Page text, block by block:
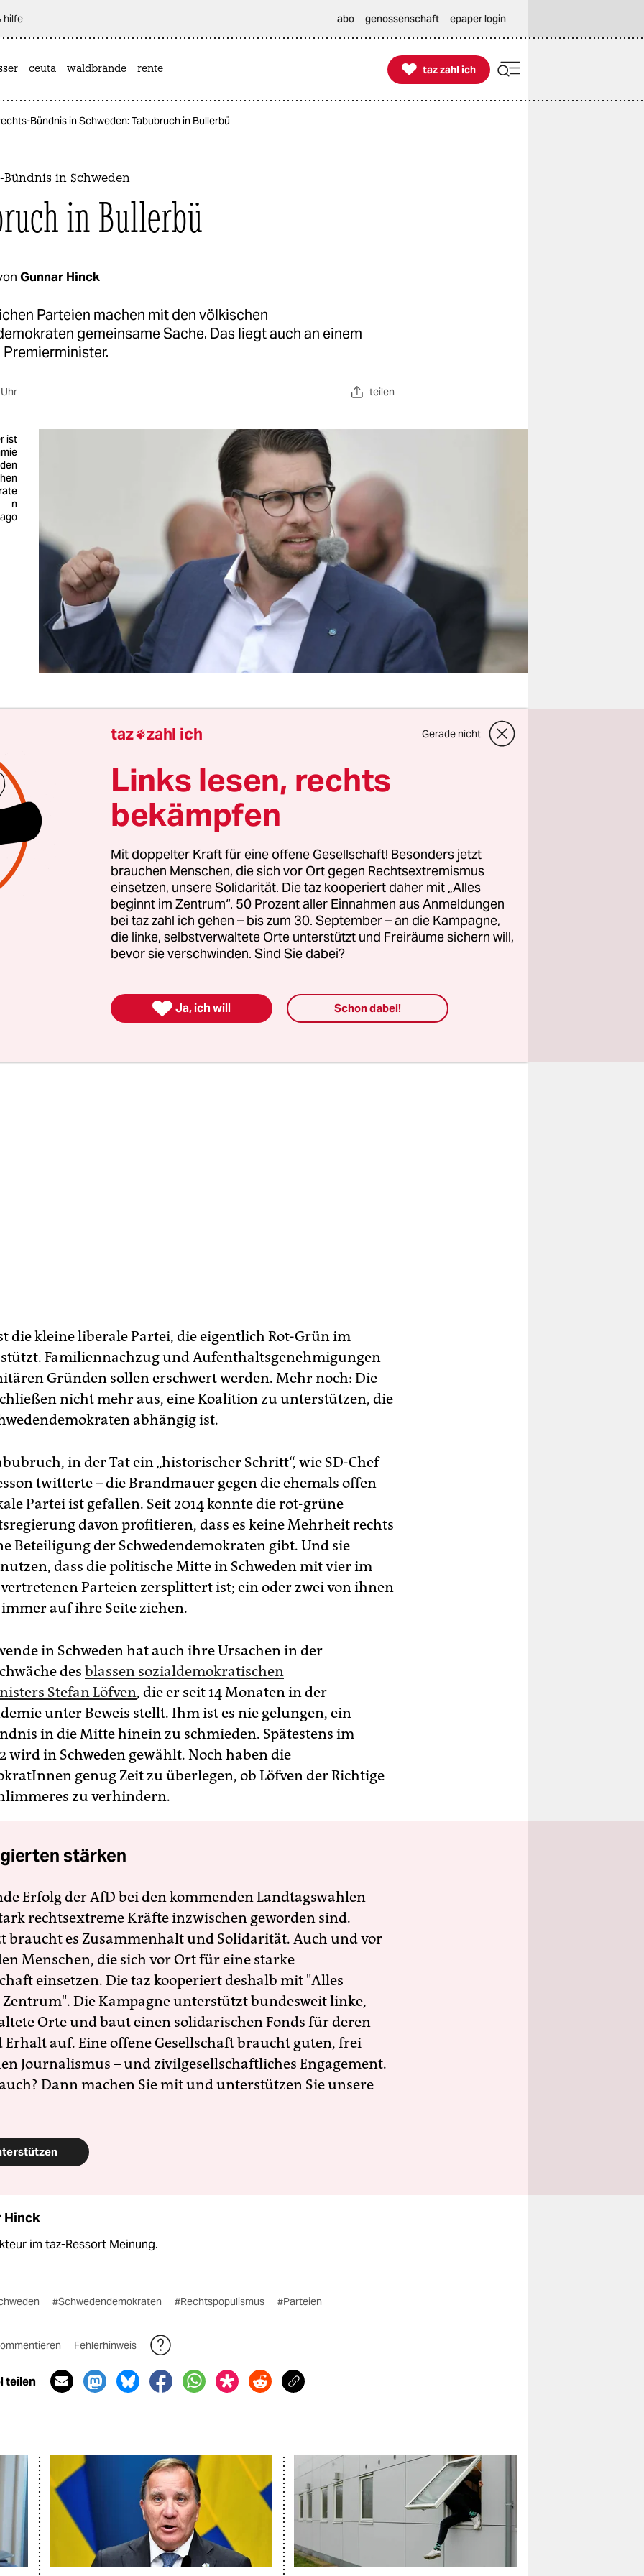
hilfe abo genossenschaft epaper login
ceuta waldbrände rente 
taz zahl ich
taz zahl ich
Bündnis in Schweden: Tabubruch in Bullerbü
Bündnis in Schweden
in Bullerbü
Gunnar Hinck
Parteien machen mit den völkischen
gemeinsame Sache. Das liegt auch an einem
teilen
ist
n
Sommer werden wieder Zehntausende
– dank Impfung oder Negativtest – die Fähre in
Norden nehmen, viele mit reichlich ­naiven Bildern im
sind von Geburt an politisch links,
tolerant und zahlen gern Steuern, um einen tollen
finanzieren.
war schon immer schräg. Seit dieser Woche ist es
einem Klischee verkommen, das nichts mit der
Realität zu tun hat. Die bürgerlichen Parteien haben
rechtspopulistisch-völkischen
Einwanderungspolitik vorgestellt – weil ihnen das gar
neue Einwanderungsgesetz der rot-grünen
die kleine liberale Partei, die eigentlich Rot-Grün im
Familiennachzug und Aufenthaltsgenehmigungen
Gründen sollen erschwert werden. Mehr noch: Die
nicht mehr aus, eine Koalition zu unterstützen, die
abhängig ist.
in der Tat ein „historischer Schritt“, wie SD-Chef
twitterte – die Brandmauer gegen die ehemals offen
Partei ist gefallen. Seit 2014 konnte die rot-grüne
davon profitieren, dass es keine Mehrheit rechts
Beteiligung der Schwedendemokraten gibt. Und sie
dass die politische Mitte in Schweden mit vier im
Parteien zersplittert ist; ein oder zwei von ihnen
auf ihre Seite ziehen.
in Schweden hat auch ihre Ursachen in der
des blassen sozialdemokratischen
Stefan Löfven, die er seit 14 Monaten in der
unter Beweis stellt. Ihm ist es nie gelungen, ein
in die Mitte hinein zu schmieden. Spätestens im
wird in Schweden gewählt. Noch haben die
genug Zeit zu überlegen, ob Löfven der Richtige
zu verhindern.
stärken
Erfolg der AfD bei den kommenden Landtagswahlen
rechtsextreme Kräfte inzwischen geworden sind.
braucht es Zusammenhalt und Solidarität. Auch und vor
Menschen, die sich vor Ort für eine starke
einsetzen. Die taz kooperiert deshalb mit "Alles
Die Kampagne unterstützt bundesweit linke,
Orte und baut einen solidarischen Fonds für deren
Erhalt auf. Eine offene Gesellschaft braucht guten, frei
Journalismus – und zivilgesellschaftliches Engagement.
Dann machen Sie mit und unterstützen Sie unsere
Hinck
im taz-Ressort Meinung.
#Schwedendemokraten #Rechtspopulismus #Parteien
Fehlerhinweis
teilen
taz zahl ich Gerade nicht
Links lesen, rechts
bekämpfen
Mit doppelter Kraft für eine offene Gesellschaft! Besonders jetzt
brauchen Menschen, die sich vor Ort gegen Rechtsextremismus
einsetzen, unsere Solidarität. Die taz kooperiert daher mit „Alles
beginnt im Zentrum“. 50 Prozent aller Einnahmen aus Anmeldungen
bei taz zahl ich gehen – bis zum 30. September – an die Kampagne,
die linke, selbstverwaltete Orte unterstützt und Freiräume sichern will,
bevor sie verschwinden. Sind Sie dabei?
 Ja, ich will Schon dabei!